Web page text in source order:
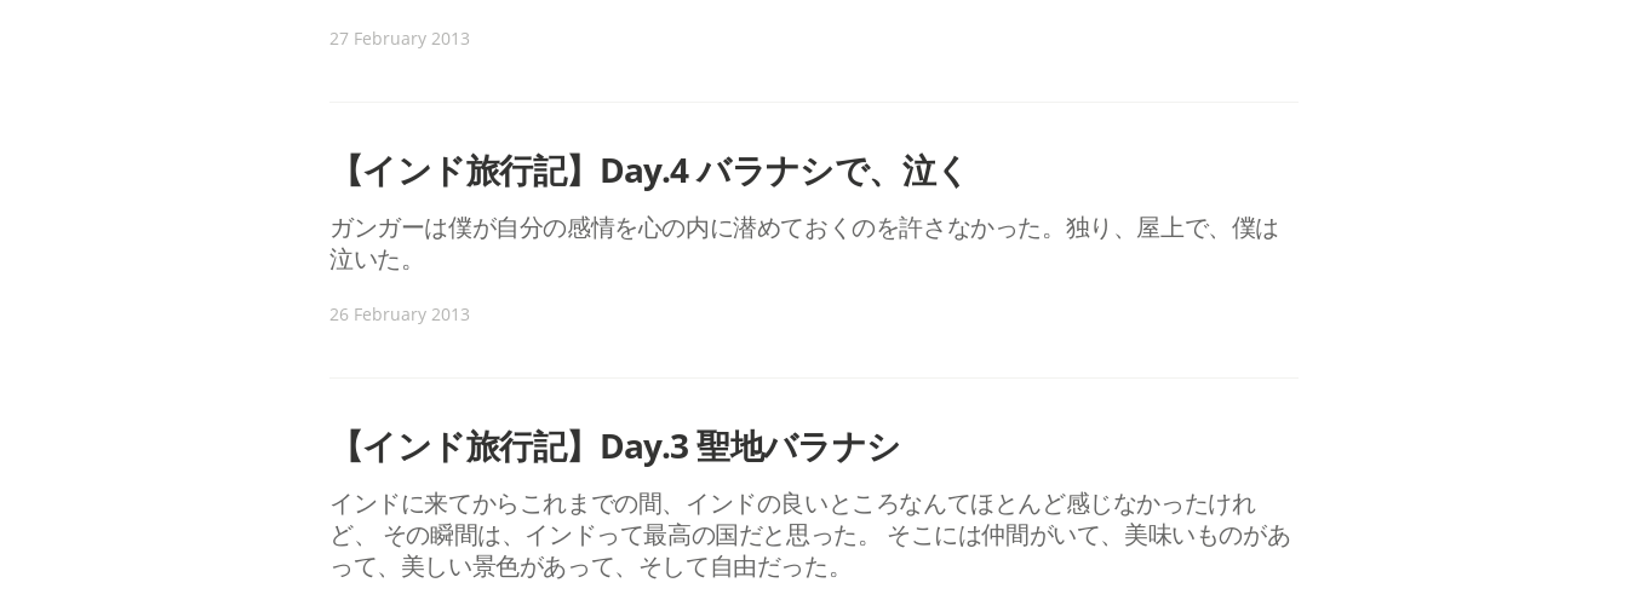
27 February 2013
【インド旅行記】Day.4 バラナシで、泣く
ガンガーは僕が自分の感情を心の内に潜めておくのを許さなかった。独り、屋上で、僕は
泣いた。
26 February 2013
【インド旅行記】Day.3 聖地バラナシ
インドに来てからこれまでの間、インドの良いところなんてほとんど感じなかったけれ
ど、 その瞬間は、インドって最高の国だと思った。 そこには仲間がいて、美味いものがあ
って、美しい景色があって、そして自由だった。